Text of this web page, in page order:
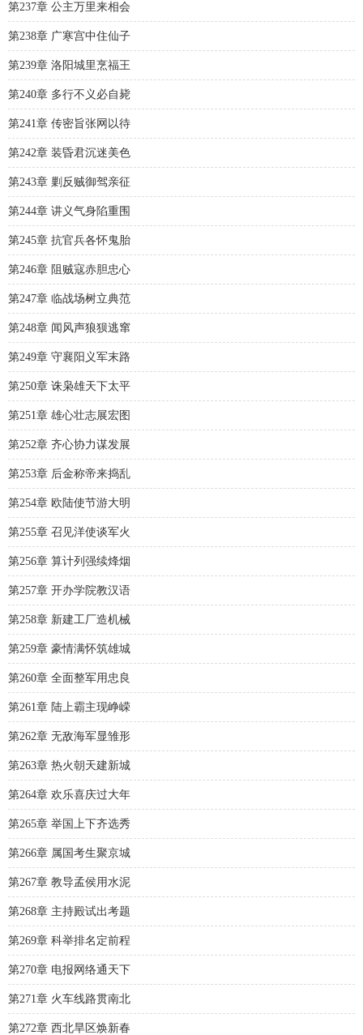
第237章 公主万里来相会
第238章 广寒宫中住仙子
第239章 洛阳城里烹福王
第240章 多行不义必自毙
第241章 传密旨张网以待
第242章 装昏君沉迷美色
第243章 剿反贼御驾亲征
第244章 讲义气身陷重围
第245章 抗官兵各怀鬼胎
第246章 阻贼寇赤胆忠心
第247章 临战场树立典范
第248章 闻风声狼狈逃窜
第249章 守襄阳义军末路
第250章 诛枭雄天下太平
第251章 雄心壮志展宏图
第252章 齐心协力谋发展
第253章 后金称帝来捣乱
第254章 欧陆使节游大明
第255章 召见洋使谈军火
第256章 算计列强续烽烟
第257章 开办学院教汉语
第258章 新建工厂造机械
第259章 豪情满怀筑雄城
第260章 全面整军用忠良
第261章 陆上霸主现峥嵘
第262章 无敌海军显雏形
第263章 热火朝天建新城
第264章 欢乐喜庆过大年
第265章 举国上下齐选秀
第266章 属国考生聚京城
第267章 教导孟侯用水泥
第268章 主持殿试出考题
第269章 科举排名定前程
第270章 电报网络通天下
第271章 火车线路贯南北
第272章 西北旱区焕新春